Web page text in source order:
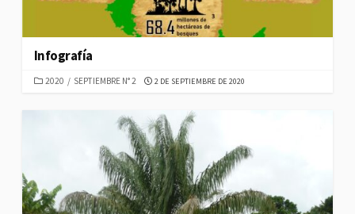
Infografía
CATEGORIES
2020 / SEPTIEMBRE N° 2 PUBLISHED
DATE
2 DE SEPTIEMBRE DE 2020